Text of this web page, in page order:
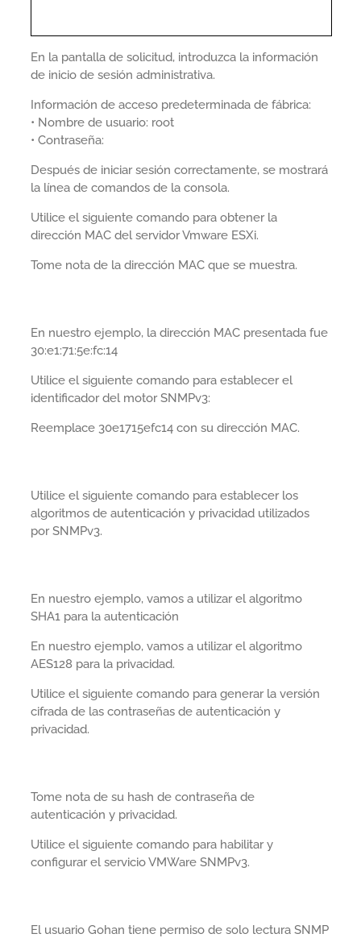
En la pantalla de solicitud, introduzca la información
de inicio de sesión administrativa.
Información de acceso predeterminada de fábrica:
• Nombre de usuario: root
• Contraseña:
Después de iniciar sesión correctamente, se mostrará
la línea de comandos de la consola.
Utilice el siguiente comando para obtener la
dirección MAC del servidor Vmware ESXi.
Tome nota de la dirección MAC que se muestra.
En nuestro ejemplo, la dirección MAC presentada fue
30:e1:71:5e:fc:14
Utilice el siguiente comando para establecer el
identificador del motor SNMPv3:
Reemplace 30e1715efc14 con su dirección MAC.
Utilice el siguiente comando para establecer los
algoritmos de autenticación y privacidad utilizados
por SNMPv3.
En nuestro ejemplo, vamos a utilizar el algoritmo
SHA1 para la autenticación
En nuestro ejemplo, vamos a utilizar el algoritmo
AES128 para la privacidad.
Utilice el siguiente comando para generar la versión
cifrada de las contraseñas de autenticación y
privacidad.
Tome nota de su hash de contraseña de
autenticación y privacidad.
Utilice el siguiente comando para habilitar y
configurar el servicio VMWare SNMPv3.
El usuario Gohan tiene permiso de solo lectura SNMP